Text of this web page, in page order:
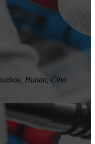
Hunan, Čína